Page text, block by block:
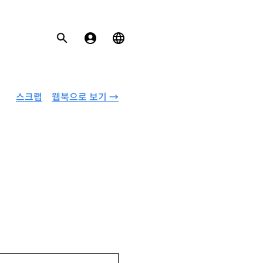
웹북으로 보기 →
스크랩